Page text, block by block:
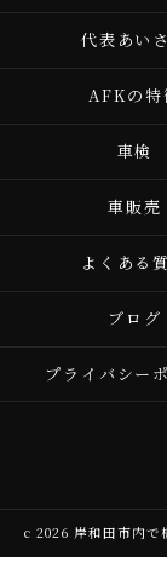
代表あい
AFKの特
車検
車販売
よくある
ブログ
プライバシー
c 2026 岸和田市内